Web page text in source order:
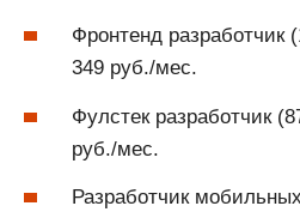
Фронтенд разработчик
349 руб./мес.
Фулстек разработчик
руб./мес.
Разработчик